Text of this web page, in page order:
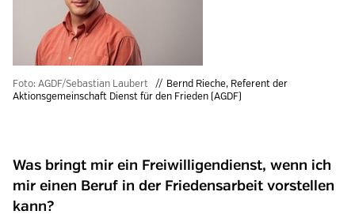
Foto: AGDF/Sebastian Laubert
Bernd Rieche, Referent der
Aktionsgemeinschaft Dienst für den Frieden (AGDF)
Was bringt mir ein Freiwilligendienst, wenn ich
mir einen Beruf in der Friedensarbeit vorstellen
kann?